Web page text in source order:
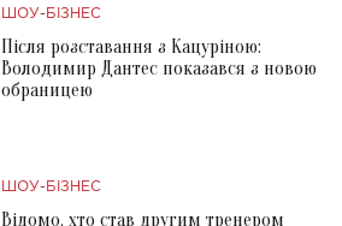
ШОУ-БІЗНЕС
Після розставання з Кацуріною:
Володимир Дантес показався з новою
обраницею
ШОУ-БІЗНЕС
Відомо, хто став другим тренером